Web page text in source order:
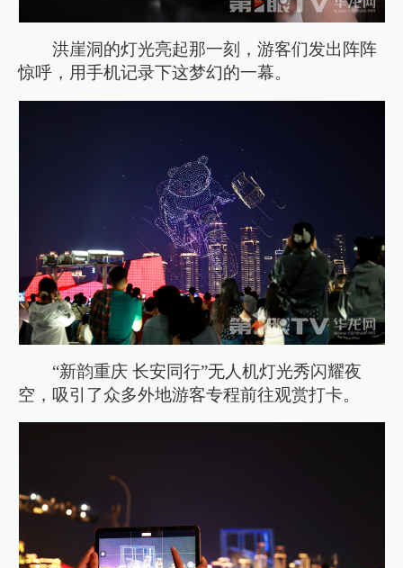
洪崖洞的灯光亮起那一刻，游客们发出阵阵
惊呼，用手机记录下这梦幻的一幕。
“新韵重庆 长安同行”无人机灯光秀闪耀夜
空，吸引了众多外地游客专程前往观赏打卡。